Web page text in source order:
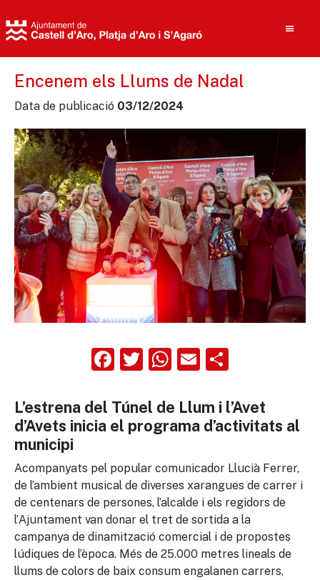
Encenem els Llums de Nadal
Data de publicació 03/12/2024
Facebook
Twitter
WhatsApp
Email
L’estrena del Túnel de Llum i l’Avet
d’Avets inicia el programa d’activitats al
municipi
Acompanyats pel popular comunicador Llucià Ferrer,
de l’ambient musical de diverses xarangues de carrer i
de centenars de persones, l’alcalde i els regidors de
l’Ajuntament van donar el tret de sortida a la
campanya de dinamització comercial i de propostes
lúdiques de l’època. Més de 25.000 metres lineals de
llums de colors de baix consum engalanen carrers,